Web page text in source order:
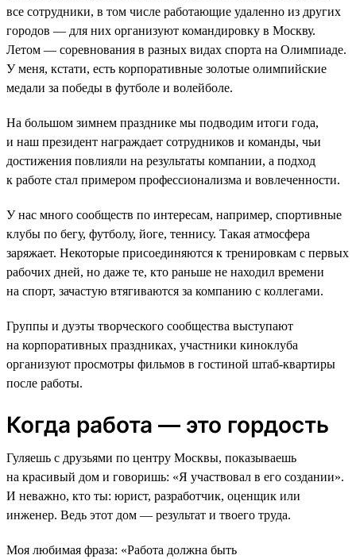
все сотрудники, в том числе работающие удаленно из других
городов — для них организуют командировку в Москву.
Летом — соревнования в разных видах спорта на Олимпиаде.
У меня, кстати, есть корпоративные золотые олимпийские
медали за победы в футболе и волейболе.
На большом зимнем празднике мы подводим итоги года,
и наш президент награждает сотрудников и команды, чьи
достижения повлияли на результаты компании, а подход
к работе стал примером профессионализма и вовлеченности.
У нас много сообществ по интересам, например, спортивные
клубы по бегу, футболу, йоге, теннису. Такая атмосфера
заряжает. Некоторые присоединяются к тренировкам с первых
рабочих дней, но даже те, кто раньше не находил времени
на спорт, зачастую втягиваются за компанию с коллегами.
Группы и дуэты творческого сообщества выступают
на корпоративных праздниках, участники киноклуба
организуют просмотры фильмов в гостиной штаб-квартиры
после работы.
Когда работа — это гордость
Гуляешь с друзьями по центру Москвы, показываешь
на красивый дом и говоришь: «Я участвовал в его создании».
И неважно, кто ты: юрист, разработчик, оценщик или
инженер. Ведь этот дом — результат и твоего труда.
Моя любимая фраза: «Работа должна быть